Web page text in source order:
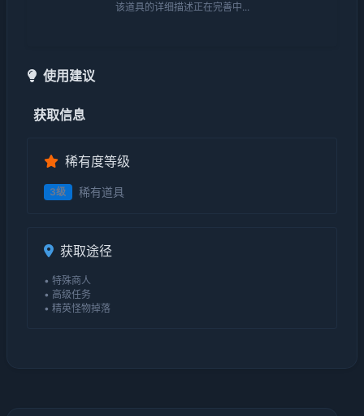
该道具的详细描述正在完善中...
使用建议
获取信息
稀有度等级
3级 稀有道具
获取途径
• 特殊商人
• 高级任务
• 精英怪物掉落